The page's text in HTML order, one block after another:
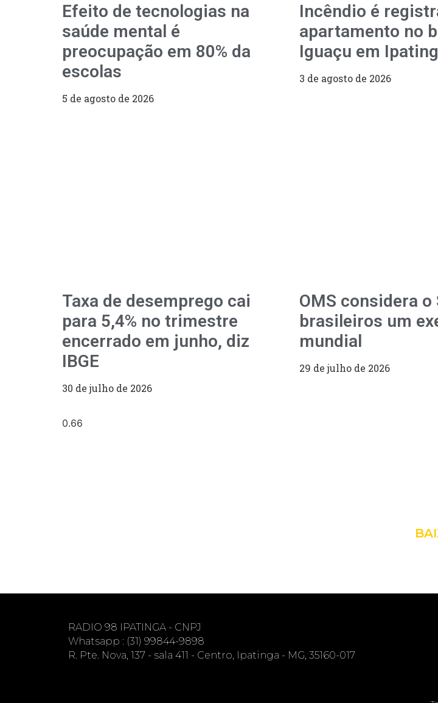
Efeito de tecnologias na
saúde mental é
preocupação em 80% da
escolas
5 de agosto de 2026
Incêndio é
apartamento no
Iguaçu em
3 de agosto de 2026
Taxa de desemprego cai
para 5,4% no trimestre
encerrado em junho, diz
IBGE
30 de julho de 2026
OMS considera o
brasileiros um
mundial
29 de julho de 2026
RADIO 98 IPATINGA - CNPJ
Whatsapp : (31) 99844-9898
R. Pte. Nova, 137 - sala 411 - Centro, Ipatinga - MG, 35160-017